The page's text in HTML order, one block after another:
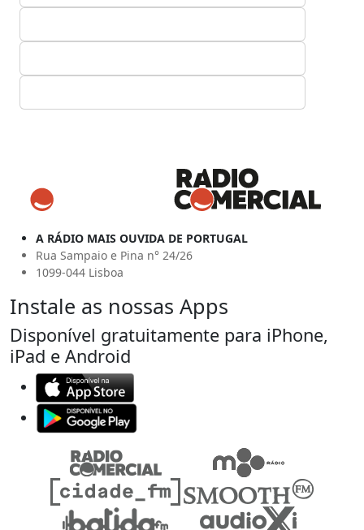
A RÁDIO MAIS OUVIDA DE PORTUGAL
Rua Sampaio e Pina n° 24/26
1099-044 Lisboa
Instale as nossas Apps
Disponível gratuitamente para iPhone,
iPad e Android